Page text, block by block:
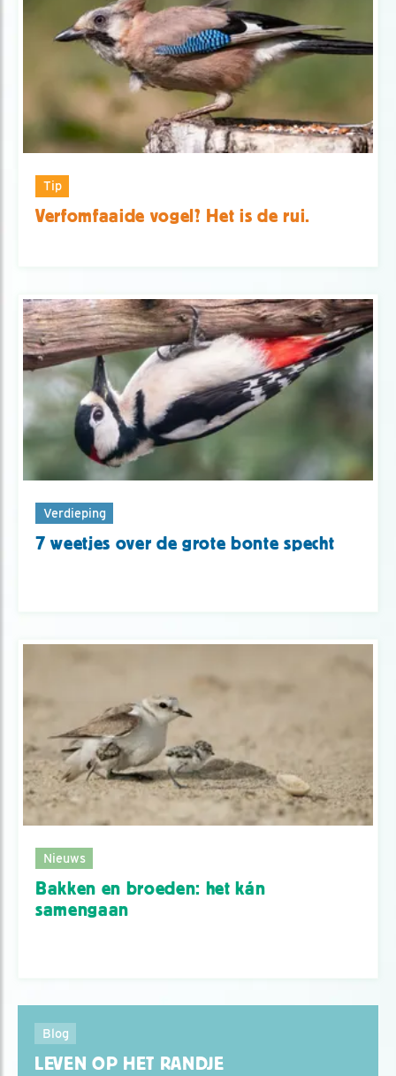
Tip
Verfomfaaide vogel? Het is de rui.
Verdieping
7 weetjes over de grote bonte specht
Nieuws
Bakken en broeden: het kán
samengaan
Blog
LEVEN OP HET RANDJE